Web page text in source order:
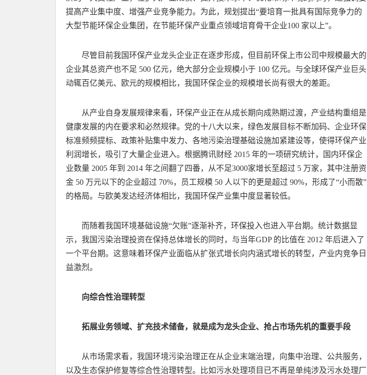
提高产业集中度、增强产业竞争能力。为此，规划提出“要培育一批具有国际竞争力的
大型节能环保企业集团，在节能环保产业重点领域培育骨干企业100 家以上”。
尽管目前我国环保产业龙头企业正在逐步形成，但目前环保上市公司中规模最大的
企业其总资产也不足 500 亿元，绝大部分企业规模小于 100 亿元。与全球环保产业巨头
动辄百亿美元、欧元的规模相比，我国环保企业的规模增长尚有很大的差距。
从产业自身发展规律来看，环保产业正在从成长期向成熟期过渡，产业结构重组是
健康发展的内在要求和必然规律。党的十八大以来，绿色发展目标不断加码、企业环保
标准频频提标、政策补贴集中发力、各地污染治理基础设施加紧建设等，使得环保产业
利润增长，吸引了大量企业进入。根据腾讯财经 2015 年的一项研究统计，国内环保企
业数量 2005 年到 2014 年之间翻了四番，从不足3000家增长至超过 5 万家，其中注册资
金 50 万元以下的企业超过 70%，员工规模 50 人以下的更是超过 90%，形成了“小而散”
的格局。与欧美发达经济体相比，我国环保产业集中度显著较低。
而随着我国环境基础设施“欠账”逐渐补齐，环保投入也进入平台期。统计数据显
示，我国污染治理投资在保持总体增长的同时，与当年GDP 的比值在 2012 年后进入了
一个平台期。这意味着环保产业面临从扩张式增长向内涵式增长的转型，产业内竞争日
益激烈。
向综合性治理转型
拓展业务领域、扩充技术储备，就是成为龙头企业、抢占市场先机的重要手段
从市场需求看，我国环境污染治理正在从企业末端治理，向集中治理、公共服务，
以及生态保护修复等综合性治理转型。比如污水处理项目已不再是单纯涉及污水处理厂